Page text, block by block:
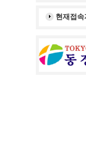
현재접속